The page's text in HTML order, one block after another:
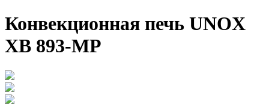
Конвекционная печь UNOX
XB 893‑MP